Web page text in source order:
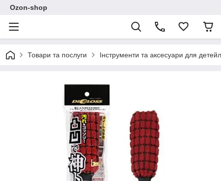
Ozon-shop
Товари та послуги Інструменти та аксесуари для